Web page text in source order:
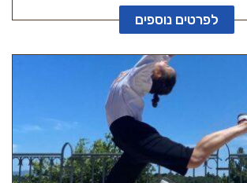
לפרטים נוספים